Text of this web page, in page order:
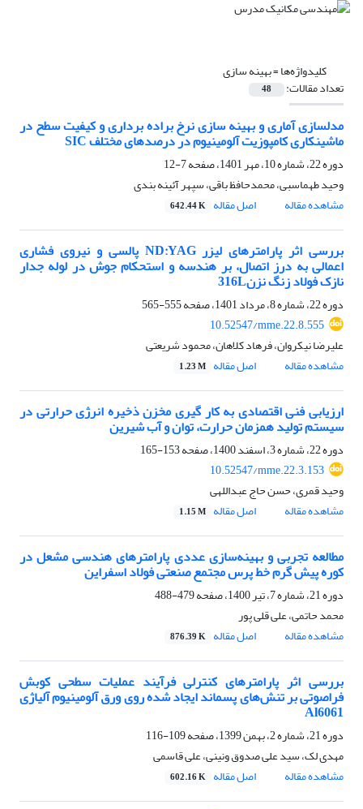
کلیدواژه‌ها =بهینه سازی
تعداد مقالات: 48
مدلسازی آماری و بهینه سازی نرخ براده برداری و کیفیت سطح در
ماشینکاری کامپوزیت آلومینیوم در درصدهای مختلف SIC
دوره 22، شماره 10، مهر 1401، صفحه
7-12
وحید طهماسبی، محمدحافظ باقی، سپهر آئینه بندی
مشاهده مقاله
اصل مقاله 642.44 K
بررسی اثر پارامترهای لیزر ND:YAG پالسی و نیروی فشاری
اعمالی به درز اتصال، بر هندسه و استحکام جوش در لوله جدار
نازک فولاد زنگ نزن316L
دوره 22، شماره 8، مرداد 1401، صفحه
555-565
10.52547/mme.22.8.555
علیرضا نیکروان، فرهاد کلاهان، محمود شریعتی
مشاهده مقاله
اصل مقاله 1.23 M
ارزیابی فنی اقتصادی به کار گیری مخزن ذخیره انرژی حرارتی در
سیستم تولید همزمان حرارت، توان و آب شیرین
دوره 22، شماره 3، اسفند 1400، صفحه
153-165
10.52547/mme.22.3.153
وحید قمری، حسن حاج عبداللهی
مشاهده مقاله
اصل مقاله 1.15 M
مطالعه تجربی و بهینه‌سازی عددی پارامترهای هندسی مشعل در
کوره‌ پیش گرم خط پرس مجتمع صنعتی فولاد اسفراین
دوره 21، شماره 7، تیر 1400، صفحه
479-488
محمد حاتمی، علی قلی پور
مشاهده مقاله
اصل مقاله 876.39 K
بررسی اثر پارامترهای کنترلی فرآیند عملیات سطحی کوبش
فراصوتی بر تنش‌های پسماند ایجاد شده روی ورق آلومینیوم آلیاژی
Al6061
دوره 21، شماره 2، بهمن 1399، صفحه
109-116
مهدی لک، سید علی صدوق ونینی، علی قاسمی
مشاهده مقاله
اصل مقاله 602.16 K